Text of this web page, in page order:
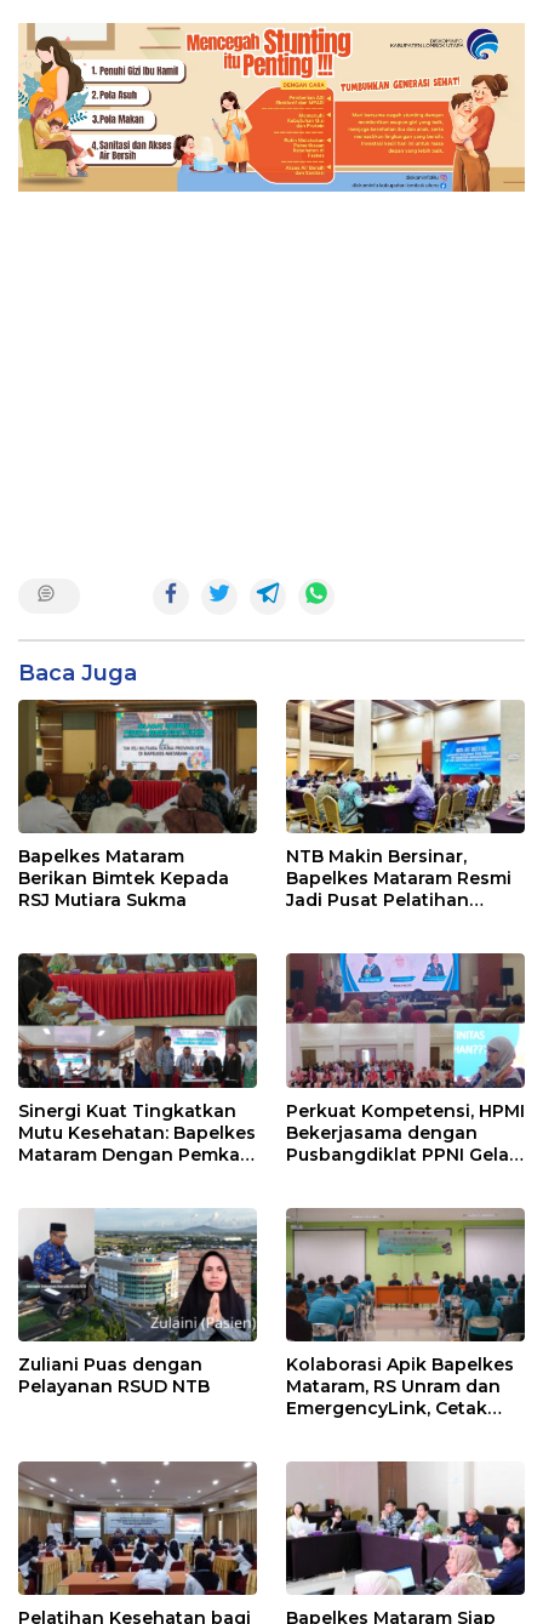
Baca Juga
Bapelkes Mataram
Berikan Bimtek Kepada
RSJ Mutiara Sukma
NTB Makin Bersinar,
Bapelkes Mataram Resmi
Jadi Pusat Pelatihan
Sinergi Kuat Tingkatkan
Mutu Kesehatan: Bapelkes
Mataram Dengan Pemkab
Perkuat Kompetensi, HPMI
Bekerjasama dengan
Pusbangdiklat PPNI Gelar
Zuliani Puas dengan
Pelayanan RSUD NTB
Kolaborasi Apik Bapelkes
Mataram, RS Unram dan
EmergencyLink, Cetak
Pelatihan Kesehatan bagi Bapelkes Mataram Siap